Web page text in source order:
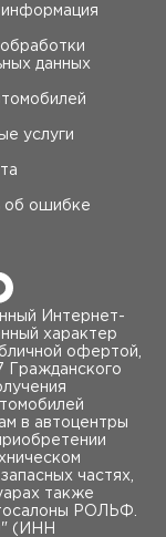
информация
данных
услуги
об ошибке
Интернет-
характер
офертой,
Гражданского
в автоцентры
частях,
также
РОЛЬФ.
(ИНН